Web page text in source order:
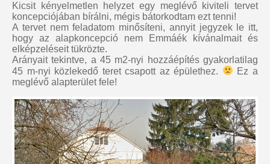
Kicsit kényelmetlen helyzet egy meglévő kiviteli tervet
koncepciójában bírálni, mégis bátorkodtam ezt tenni!
A tervet nem feladatom minősíteni, annyit jegyzek le itt,
hogy az alapkoncepció nem Emmáék kívánalmait és
elképzeléseit tükrözte.
Arányait tekintve, a 45 m2-nyi hozzáépítés gyakorlatilag
45 m-nyi közlekedő teret csapott az épülethez.
Ez a
meglévő alapterület fele!